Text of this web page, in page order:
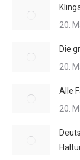
20.
Die
20.
Alle
20.